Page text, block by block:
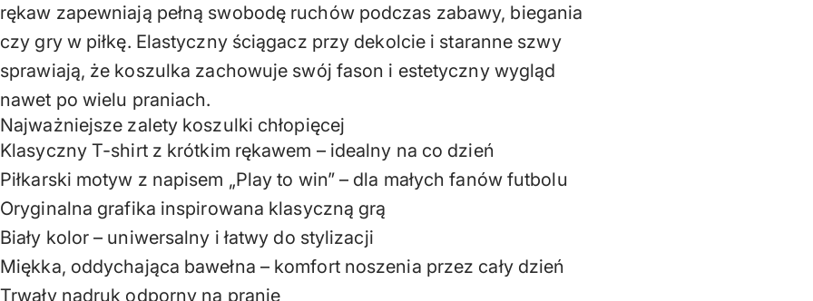
rękaw zapewniają pełną swobodę ruchów podczas zabawy, biegania
czy gry w piłkę. Elastyczny ściągacz przy dekolcie i staranne szwy
sprawiają, że koszulka zachowuje swój fason i estetyczny wygląd
nawet po wielu praniach.
Najważniejsze zalety koszulki chłopięcej
Klasyczny T-shirt z krótkim rękawem – idealny na co dzień
Piłkarski motyw z napisem „Play to win” – dla małych fanów futbolu
Oryginalna grafika inspirowana klasyczną grą
Biały kolor – uniwersalny i łatwy do stylizacji
Miękka, oddychająca bawełna – komfort noszenia przez cały dzień
Trwały nadruk odporny na pranie